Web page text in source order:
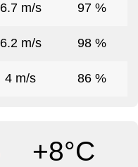
6.7 m/s 97 %
6.2 m/s 98 %
4 m/s 86 %
+8°C